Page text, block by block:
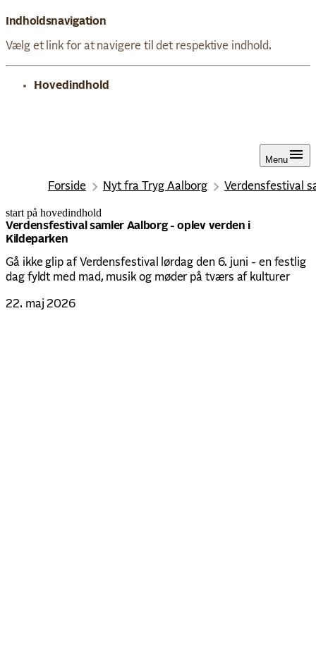
Indholdsnavigation
Vælg et link for at navigere til det respektive indhold.
gå til
Hovedindhold
Menu
Forside Nyt fra Tryg Aalborg Verdensfestival
start på hovedindhold
Verdensfestival samler Aalborg - oplev verden i
Kildeparken
Gå ikke glip af Verdensfestival lørdag den 6. juni - en festlig
dag fyldt med mad, musik og møder på tværs af kulturer
22. maj 2026
senest opdateret 26. juni 2026